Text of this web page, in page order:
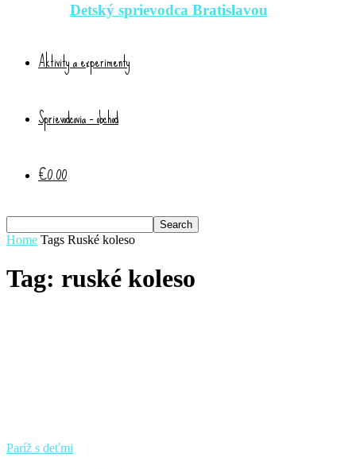
Detský sprievodca Bratislavou
Aktivity a experimenty
Sprievodcovia – obchod
€0.00
Home Tags Ruské koleso
Tag: ruské koleso
Paríž s deťmi